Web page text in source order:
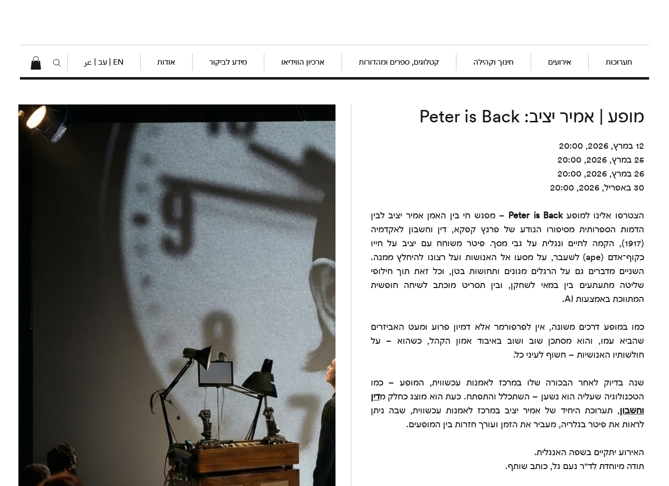
תערוכות אירועים חינוך וקהילה קטלוגים, ספרים ומהדורות ארכיון הווידיאו מידע לביקור אודות EN | עב | عر
מופע | אמיר יציב: Peter is Back
12 במרץ, 2026, 20:00
25 במרץ, 2026, 20:00
26 במרץ, 2026, 20:00
30 באפריל, 2026, 20:00
הצטרפו אלינו למופעPeter is Back – מפגש חי בין האמן אמיר יציב לבין
הדמות הספרותית מסיפורו הנודע של פרנץ קפקא, דין וחשבון לאקדמיה
(1917), הקמה לחיים ונגלית על גבי מסך. פיטר משוחח עם יציב על חייו
כקוף־אדם (ape) לשעבר, על מסעו אל האנושות ועל רצונו להיחלץ ממנה.
השניים מדברים גם על הרגלים מגונים ותחושות בטן, וכל זאת תוך חילופי
שליטה מתעתעים בין במאי לשחקן, ובין תסריט מוכתב לשיחה חופשית
המתווכת באמצעות AI.
כמו במופע דרכים משונה, אין לפרפורמר אלא דמיון פרוע ומעט האביזרים
שהביא עמו, והוא מסתכן שוב ושוב באיבוד אמון הקהל, כשהוא – על
חולשותיו האנושיות – חשוף לעיני כל.
שנה בדיוק לאחר הבכורה שלו במרכז לאמנות עכשווית, המופע – כמו
הטכנולוגיה שעליה הוא נשען – השתכלל והתפתח. כעת הוא מוצג כחלק מדין
וחשבון, תערוכת היחיד של אמיר יציב במרכז לאמנות עכשווית, שבה ניתן
לראות את פיטר בגלריה, מעביר את הזמן ועורך חזרות בין המופעים.
האירוע יתקיים בשפה האנגלית.
תודה מיוחדת לד״ר נעם גל, כותב שותף.